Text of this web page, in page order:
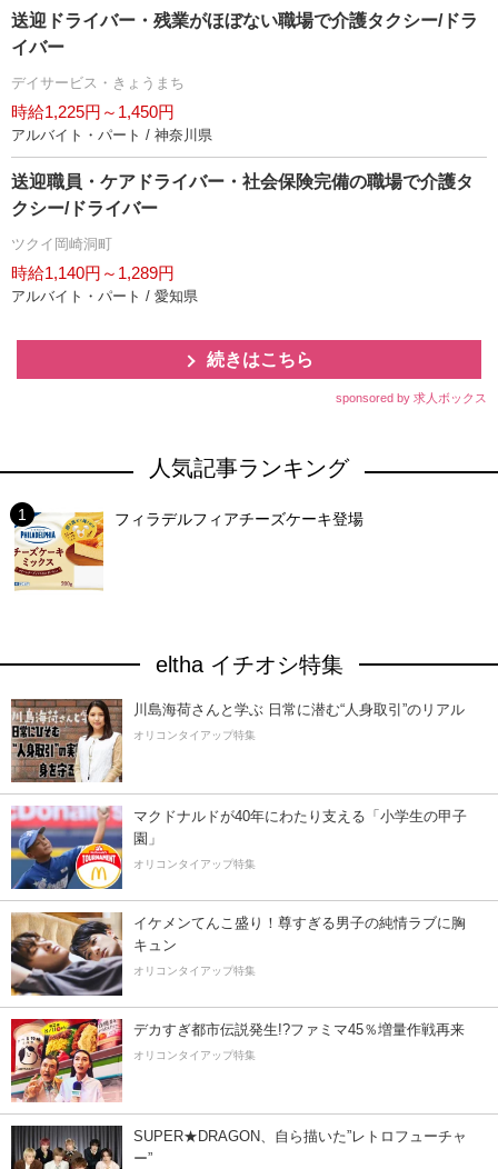
送迎ドライバー・残業がほぼない職場で介護タクシー/ドラ
イバー
デイサービス・きょうまち
時給1,225円～1,450円
アルバイト・パート / 神奈川県
送迎職員・ケアドライバー・社会保険完備の職場で介護タ
クシー/ドライバー
ツクイ岡崎洞町
時給1,140円～1,289円
アルバイト・パート / 愛知県
続きはこちら
sponsored by 求人ボックス
人気記事ランキング
フィラデルフィアチーズケーキ登場
eltha イチオシ特集
川島海荷さんと学ぶ 日常に潜む“人身取引”のリアル
オリコンタイアップ特集
マクドナルドが40年にわたり支える「小学生の甲子
園」
オリコンタイアップ特集
イケメンてんこ盛り！尊すぎる男子の純情ラブに胸
キュン
オリコンタイアップ特集
デカすぎ都市伝説発生!?ファミマ45％増量作戦再来
オリコンタイアップ特集
SUPER★DRAGON、自ら描いた”レトロフューチャ
ー”